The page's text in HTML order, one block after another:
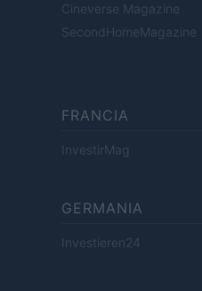
Cineverse Magazine
SecondHomeMagazine
FRANCIA
InvestirMag
GERMANIA
Investieren24